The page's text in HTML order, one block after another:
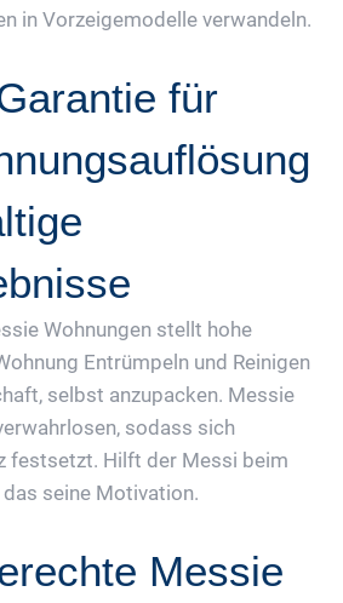
in Vorzeigemodelle verwandeln.
für
Wohnungen stellt hohe
Entrümpeln und Reinigen
selbst anzupacken. Messie
sodass sich
festsetzt. Hilft der Messi beim
seine Motivation.
Messie